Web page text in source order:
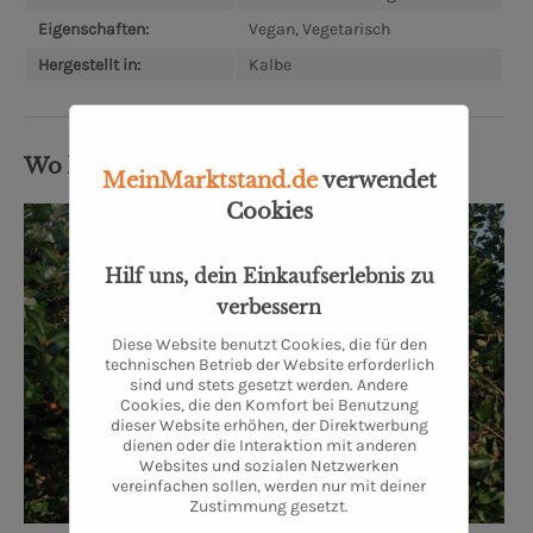
Eigenschaften:
Vegan, Vegetarisch
Hergestellt in:
Kalbe
Wo kommt's her?
MeinMarktstand.deverwendet
Cookies
Hilf uns, dein Einkaufserlebnis zu
verbessern
Diese Website benutzt Cookies, die für den
technischen Betrieb der Website erforderlich
sind und stets gesetzt werden. Andere
Cookies, die den Komfort bei Benutzung
dieser Website erhöhen, der Direktwerbung
dienen oder die Interaktion mit anderen
Websites und sozialen Netzwerken
vereinfachen sollen, werden nur mit deiner
Zustimmung gesetzt.